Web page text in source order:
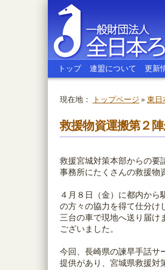
全日本ろう
トップ 連盟について 更新
現在地： トップページ » 東日
救援物資運搬第２
救援宮城対策本部からの要
事務所にたくさんの救援物
４月８日（金）に都内から
の方々の協力を得て仕分け
三台の車で現地へ送り届け
ございました。
今回、長崎県の諫早手話サ
提供があり、宮城県救援対